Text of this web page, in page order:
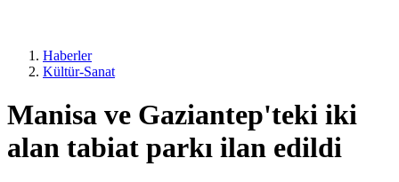
Haberler
Kültür-Sanat
Manisa ve Gaziantep'teki iki
alan tabiat parkı ilan edildi